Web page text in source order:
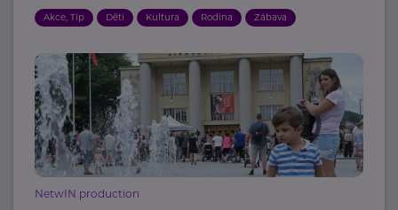
Akce, Tip Děti Kultura Rodina Zábava
NetwIN production